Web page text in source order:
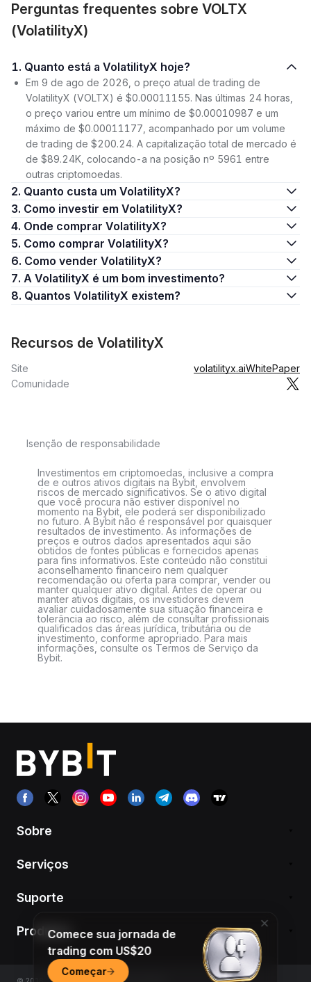
Perguntas frequentes sobre VOLTX
(VolatilityX)
1. Quanto está a VolatilityX hoje?
Em 9 de ago de 2026, o preço atual de trading de
VolatilityX (VOLTX) é $0.00011155. Nas últimas 24 horas,
o preço variou entre um mínimo de $0.00010987 e um
máximo de $0.00011177, acompanhado por um volume
de trading de $200.24. A capitalização total de mercado é
de $89.24K, colocando-a na posição nº 5961 entre
outras criptomoedas.
2. Quanto custa um VolatilityX?
3. Como investir em VolatilityX?
4. Onde comprar VolatilityX?
5. Como comprar VolatilityX?
6. Como vender VolatilityX?
7. A VolatilityX é um bom investimento?
8. Quantos VolatilityX existem?
Recursos de VolatilityX
Site volatilityx.aiWhitePaper
Comunidade
Isenção de responsabilidade
Investimentos em criptomoedas, inclusive a compra
de e outros ativos digitais na Bybit, envolvem
riscos de mercado significativos. Se o ativo digital
que você procura não estiver disponível no
momento na Bybit, ele poderá ser disponibilizado
no futuro. A Bybit não é responsável por quaisquer
resultados de investimento. As informações de
preços e outros dados apresentados aqui são
obtidos de fontes públicas e fornecidos apenas
para fins informativos. Este conteúdo não constitui
aconselhamento financeiro nem qualquer
recomendação ou oferta para comprar, vender ou
manter qualquer ativo digital. Antes de operar ou
manter ativos digitais, os investidores devem
avaliar cuidadosamente sua situação financeira e
tolerância ao risco, além de consultar profissionais
qualificados das áreas jurídica, tributária ou de
investimento, conforme apropriado. Para mais
informações, consulte os Termos de Serviço da
Bybit.
Sobre
Serviços
Suporte
ProdutosComece sua jornada de
trading com US$20
Começar